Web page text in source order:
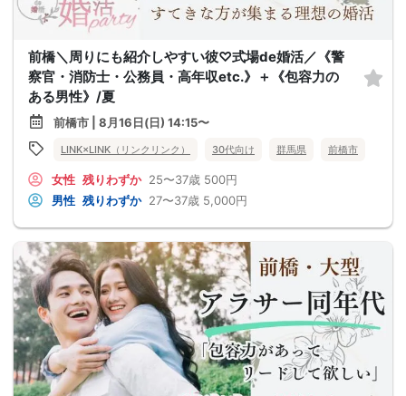
前橋＼周りにも紹介しやすい彼♡式場de婚活／《警
察官・消防士・公務員・高年収etc.》＋《包容力の
ある男性》/夏
前橋市 | 8月16日(日) 14:15〜
LINK×LINK（リンクリンク） 30代向け 群馬県 前橋市
女性 残りわずか 25〜37歳 500円
男性 残りわずか 27〜37歳 5,000円